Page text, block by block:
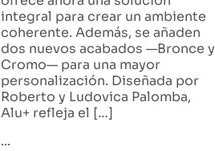
integral para crear un ambiente
coherente. Además, se añaden
dos nuevos acabados —Bronce y
Cromo— para una mayor
personalización. Diseñada por
Roberto y Ludovica Palomba,
Alu+ refleja el […]
...